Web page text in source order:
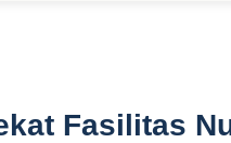
Fasilitas